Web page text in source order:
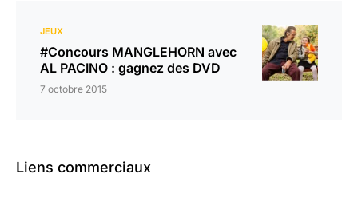
JEUX
#Concours MANGLEHORN avec
AL PACINO : gagnez des DVD
7 octobre 2015
Liens commerciaux